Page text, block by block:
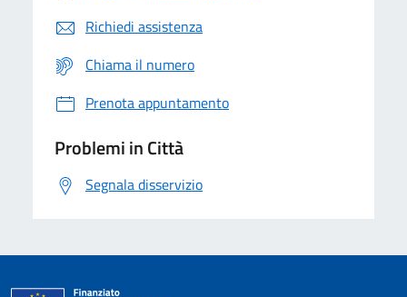
Richiedi assistenza
Chiama il numero
Prenota appuntamento
Problemi in Città
Segnala disservizio